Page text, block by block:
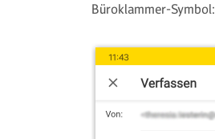
Büroklammer-Symbol: